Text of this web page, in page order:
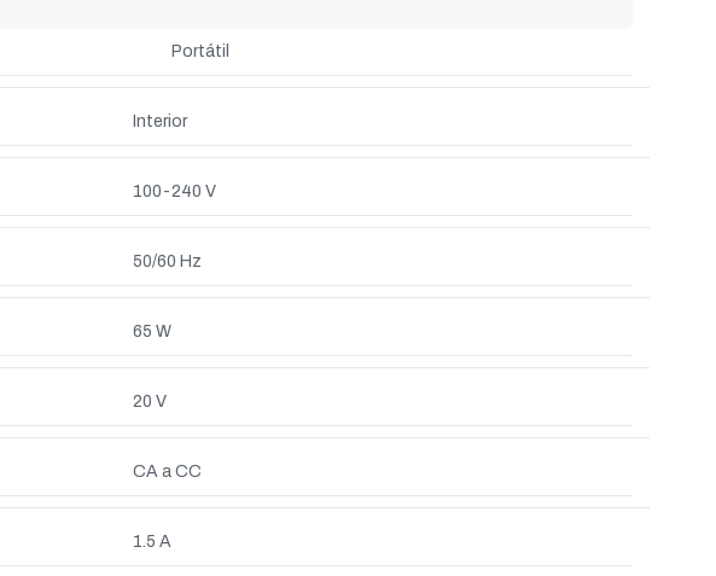
Portátil
Interior
100-240 V
50/60 Hz
65 W
20 V
CA a CC
1.5 A